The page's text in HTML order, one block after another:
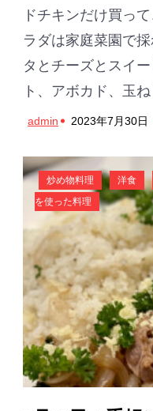
ドチキンだけ買っ
ラダは家庭菜園で
タとチーズとスイ
ト、アボカド、玉
admin 2023年7月30日
炒め物料理 洋食
を使った料理